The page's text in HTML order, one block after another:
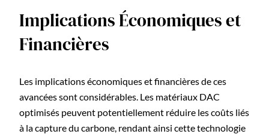
Implications Économiques et
Financières
Les implications économiques et financières de ces
avancées sont considérables. Les matériaux DAC
optimisés peuvent potentiellement réduire les coûts liés
à la capture du carbone, rendant ainsi cette technologie